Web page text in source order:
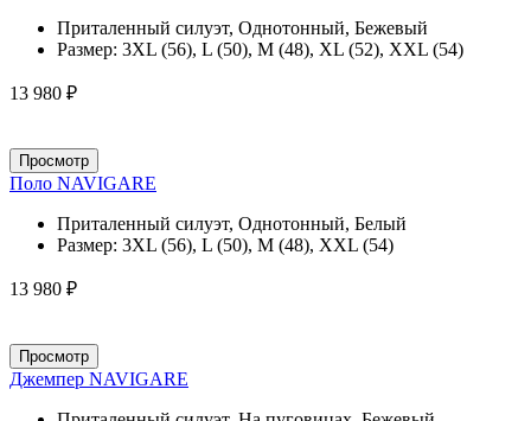
Приталенный силуэт, Однотонный, Бежевый
Размер: 3XL (56), L (50), M (48), XL (52), XXL (54)
13 980 ₽
Просмотр
Поло NAVIGARE
Приталенный силуэт, Однотонный, Белый
Размер: 3XL (56), L (50), M (48), XXL (54)
13 980 ₽
Просмотр
Джемпер NAVIGARE